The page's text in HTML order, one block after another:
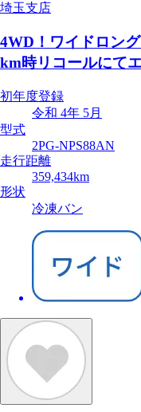
埼玉支店
4WD！ワイドロン
km時リコールにて
初年度登録
令和 4年 5月
型式
2PG-NPS88AN
走行距離
359,434km
形状
冷凍バン